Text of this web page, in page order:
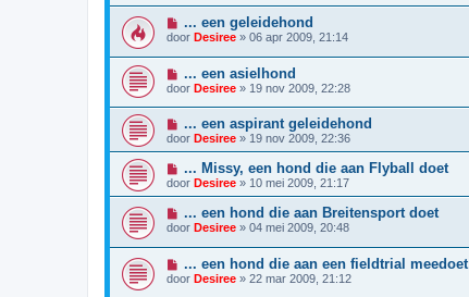
... een geleidehond
door Desiree » 06 apr 2009, 21:14
... een asielhond
door Desiree » 19 nov 2009, 22:28
... een aspirant geleidehond
door Desiree » 19 nov 2009, 22:36
... Missy, een hond die aan Flyball doet
door Desiree » 10 mei 2009, 21:17
... een hond die aan Breitensport doet
door Desiree » 04 mei 2009, 20:48
... een hond die aan een fieldtrial meedoet
door Desiree » 22 mar 2009, 21:12